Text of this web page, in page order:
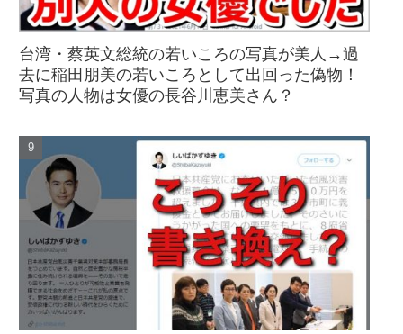
台湾・蔡英文総統の若いころの写真が美人→過
去に稲田朋美の若いころとして出回った偽物！
写真の人物は女優の長谷川恵美さん？